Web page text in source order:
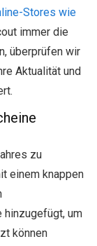
Stores wie
immer die
überprüfen wir
Aktualität und
zu
einem knappen
hinzugefügt, um
können